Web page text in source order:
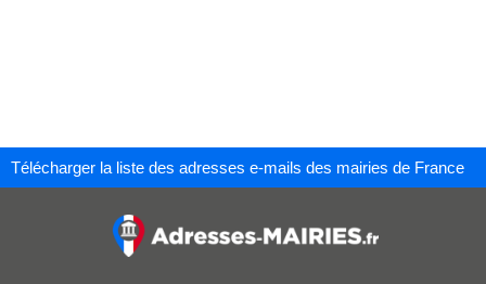
Télécharger la liste des adresses e-mails des mairies de France